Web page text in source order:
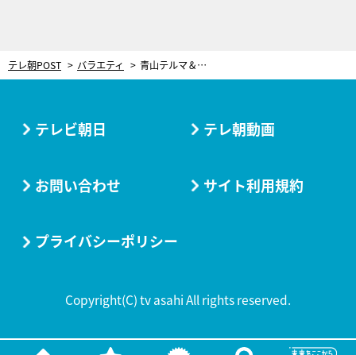
テレ朝POST バラエティ 青山テルマ＆渡辺直美が揃ってSNSで“いいね”した一般人！その職業は？
テレビ朝日 テレ朝動画
お問い合わせ サイト利用規約
プライバシーポリシー
Copyright(C) tv asahi All rights reserved.